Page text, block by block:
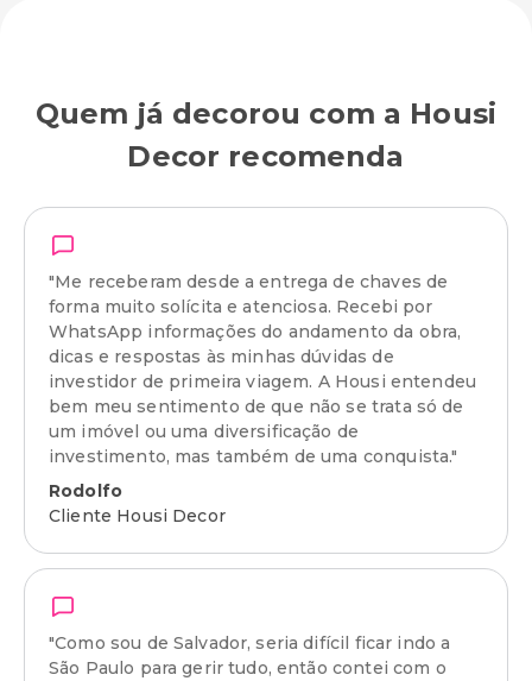
Quem já decorou com a Housi
Decor recomenda
"Me receberam desde a entrega de chaves de
forma muito solícita e atenciosa. Recebi por
WhatsApp informações do andamento da obra,
dicas e respostas às minhas dúvidas de
investidor de primeira viagem. A Housi entendeu
bem meu sentimento de que não se trata só de
um imóvel ou uma diversificação de
investimento, mas também de uma conquista."
Rodolfo
Cliente Housi Decor
"Como sou de Salvador, seria difícil ficar indo a
São Paulo para gerir tudo, então contei com o